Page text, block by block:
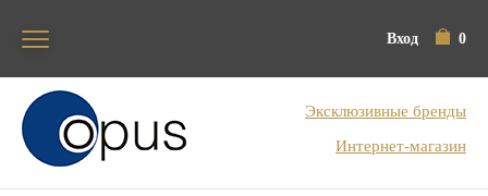
Вход 0
Блок поиска
Эксклюзивные бренды
Интернет-магазин